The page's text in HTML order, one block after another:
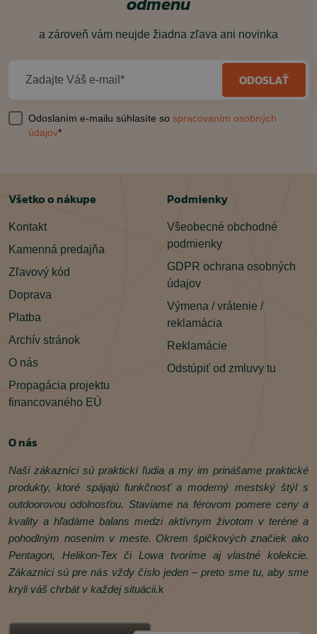
a zároveň vám neujde žiadna zľava ani novinka
Zadajte Váš e-mail* ODOSLAŤ
Odoslaním e-mailu súhlasíte so spracovaním osobných
údajov*
Všetko o nákupe
Kontakt
Kamenná predajňa
Zľavový kód
Doprava
Platba
Archív stránok
O nás
Propagácia projektu
financovaného EÚ
Podmienky
Všeobecné obchodné
podmienky
GDPR ochrana osobných
údajov
Výmena / vrátenie /
reklamácia
Reklamácie
Odstúpiť od zmluvy tu
O nás
Naši zákazníci sú praktickí ľudia a my im prinášame praktické
produkty, ktoré spájajú funkčnosť a moderný mestský štýl s
outdoorovou odolnosťou. Staviame na férovom pomere ceny a
kvality a hľadáme balans medzi aktívnym životom v teréne a
pohodlným nosením v meste. Okrem špičkových značiek ako
Pentagon, Helikon‑Tex či Lowa tvoríme aj vlastné kolekcie.
Zákazníci sú pre nás vždy číslo jeden – preto sme tu, aby sme
kryli váš chrbát v každej situácii.k